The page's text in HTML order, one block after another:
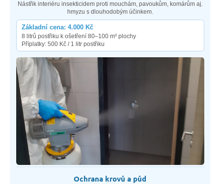
Nástřik interiéru insekticidem proti mouchám, pavoukům, komárům aj.
hmyzu s dlouhodobým účinkem.
Základní cena: 4.000 Kč
8 litrů postřiku k ošetření 80–100 m² plochy
Příplatky: 500 Kč / 1 litr postřiku
Ochrana krovů a půd